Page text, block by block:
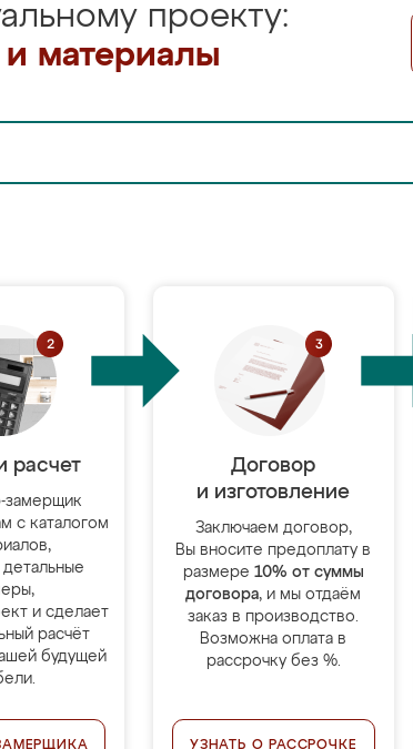
проекту:
материалы
расчет
замерщик
с каталогом
и сделает
расчёт
будущей
Договор
и изготовление
Заключаем договор,
Вы вносите предоплату в
размере 10% от суммы
договора, и мы отдаём
заказ в производство.
Возможна оплата в
рассрочку без %.
УЗНАТЬ О РАССРОЧКЕ